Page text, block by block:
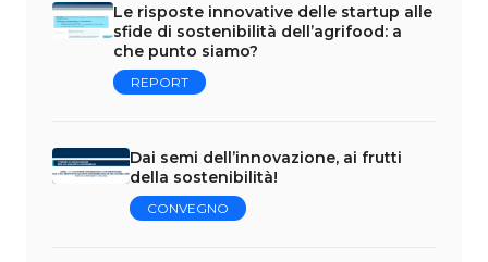
Le risposte innovative delle startup alle
sfide di sostenibilità dell’agrifood: a
che punto siamo?
REPORT
Dai semi dell’innovazione, ai frutti
della sostenibilità!
CONVEGNO